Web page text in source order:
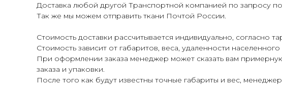
Доставка любой другой Транспортной компанией по запросу
Так же мы можем отправить ткани Почтой России.
Стоимость доставки рассчитывается индивидуально, согласно
Стоимость зависит от габаритов, веса, удаленности
При оформлении заказа менеджер может сказать вам
заказа и упаковки.
После того как будут известны точные габариты и вес,